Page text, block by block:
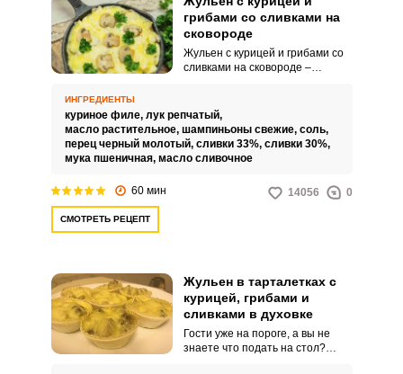
грибами со сливками на
сковороде
Жульен с курицей и грибами со
сливками на сковороде –
обеда. Сытный, в меру соленый,
с приятными сливочными
нотками, жульен как нельзя,
кстати, выступит в качестве
ИНГРЕДИЕНТЫ
куриное филе, лук репчатый,
масло растительное, шампиньоны свежие, соль,
перец черный молотый, сливки 33%, сливки 30%,
мука пшеничная, масло сливочное
60 мин 14056 0
СМОТРЕТЬ РЕЦЕПТ
Жульен в тарталетках с
курицей, грибами и
сливками в духовке
Гости уже на пороге, а вы не
знаете что подать на стол?